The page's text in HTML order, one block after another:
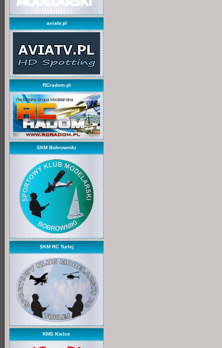
aviatv.pl
RCradom.pl
SKM Bobrowniki
SKM RC Turlej
KMS Kielce